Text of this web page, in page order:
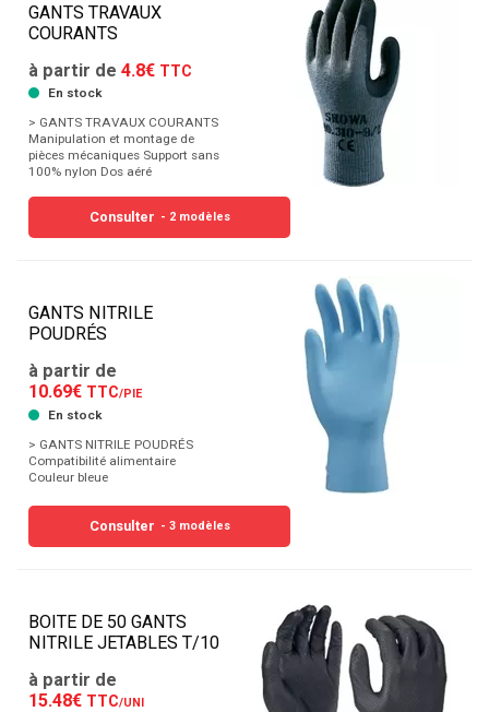
GANTS TRAVAUX
COURANTS
à partir de 4.8€ TTC
En stock
> GANTS TRAVAUX COURANTS
Manipulation et montage de
pièces mécaniques Support sans
100% nylon Dos aéré
Consulter - 2 modèles
GANTS NITRILE
POUDRÉS
à partir de
10.69€ TTC/PIE
En stock
> GANTS NITRILE POUDRÉS
Compatibilité alimentaire
Couleur bleue
Consulter - 3 modèles
BOITE DE 50 GANTS
NITRILE JETABLES T/10
à partir de
15.48€ TTC/UNI